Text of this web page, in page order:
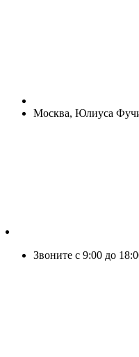
Москва, Юлиуса
Звоните с 9:00 до